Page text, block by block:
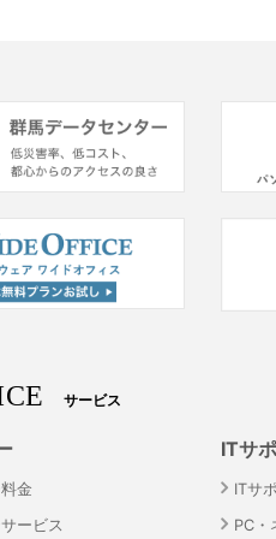
サービス
金
ービス
ITサ
ITサ
PC・